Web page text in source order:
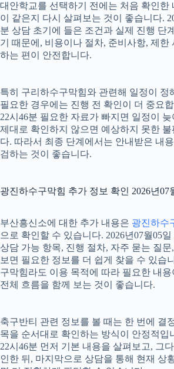
대안학교를 선택하기 전에는 처음 확인한
이 같은지 다시 살펴보는 것이 좋습니다.
분 상담 초기에 들은 조건과 실제 진행 단
기 때문에, 비용이나 절차, 준비사항, 제한
하는 편이 안전합니다.
특히 구리하수구막힘와 관련해 일정이 정
필요한 경우에는 진행 전 확인이 더 중요
22시46분 필요한 자료가 빠지면 일정이
제대로 확인하지 않으면 예상하지 못한 불
다. 따라서 최종 단계에서는 안내받은 내
검하는 것이 좋습니다.
광진하수구막힘 추가 정보 확인 2026년07
부산흥신소에 대한 추가 내용은 광진하수
으로 확인할 수 있습니다. 2026년07월05
상담 가능 항목, 진행 절차, 자주 묻는 질
보면 필요한 정보를 더 쉽게 찾을 수 있습
구막힘라도 이용 목적에 따라 필요한 내
전체 흐름을 함께 보는 것이 좋습니다.
축구반티 관련 정보를 볼 때는 한 번에 결
목을 순서대로 확인하는 방식이 안정적입
22시46분 먼저 기본 내용을 살펴보고, 그
인한 뒤, 마지막으로 상담을 통해 현재 상